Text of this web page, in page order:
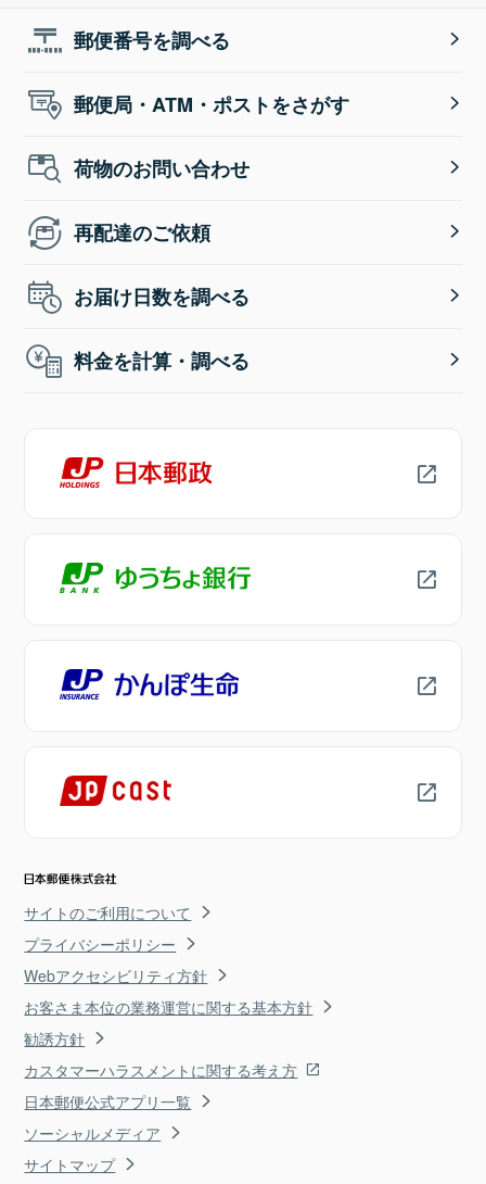
郵便番号を調べる
郵便局・ATM・ポストをさがす
荷物のお問い合わせ
再配達のご依頼
お届け日数を調べる
料金を計算・調べる
サイトのご利用について
プライバシーポリシー
Webアクセシビリティ方針
お客さま本位の業務運営に関する基本方針
勧誘方針
カスタマーハラスメントに関する考え方
日本郵便公式アプリ一覧
ソーシャルメディア
サイトマップ